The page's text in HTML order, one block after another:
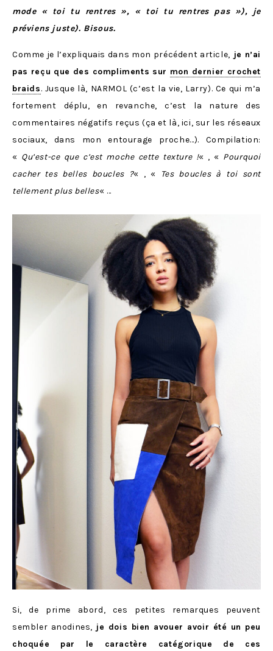
mode « toi tu rentres », « toi tu rentres pas »), je
préviens juste). Bisous.
Comme je l’expliquais dans mon précédent article, je n’ai
pas reçu que des compliments sur mon dernier crochet
braids. Jusque là, NARMOL (c’est la vie, Larry). Ce qui m’a
fortement déplu, en revanche, c’est la nature des
commentaires négatifs reçus (ça et là, ici, sur les réseaux
sociaux, dans mon entourage proche…). Compilation:
« Qu’est-ce que c’est moche cette texture !« , « Pourquoi
cacher tes belles boucles ?« , «
Tes boucles à toi sont
tellement plus belles« …
Si, de prime abord, ces petites remarques peuvent
sembler anodines, je dois bien avouer avoir été un peu
choquée par le caractère catégorique de ces